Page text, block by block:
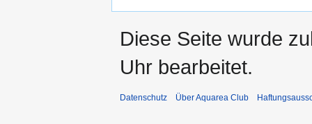
Diese Seite wurde
Uhr bearbeitet.
Datenschutz Über Aquarea Club